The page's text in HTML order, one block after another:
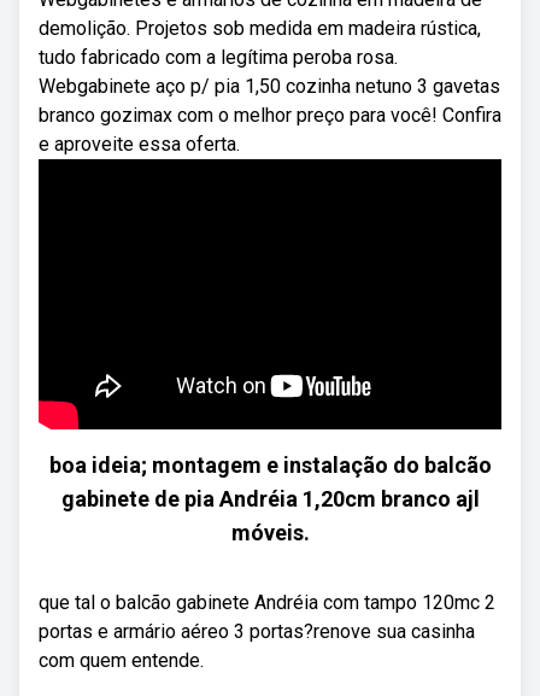
demolição. Projetos sob medida em madeira rústica,
tudo fabricado com a legítima peroba rosa.
Webgabinete aço p/ pia 1,50 cozinha netuno 3 gavetas
branco gozimax com o melhor preço para você! Confira
e aproveite essa oferta.
boa ideia; montagem e instalação do balcão
gabinete de pia Andréia 1,20cm branco ajl
móveis.
que tal o balcão gabinete Andréia com tampo 120mc 2
portas e armário aéreo 3 portas?renove sua casinha
com quem entende.